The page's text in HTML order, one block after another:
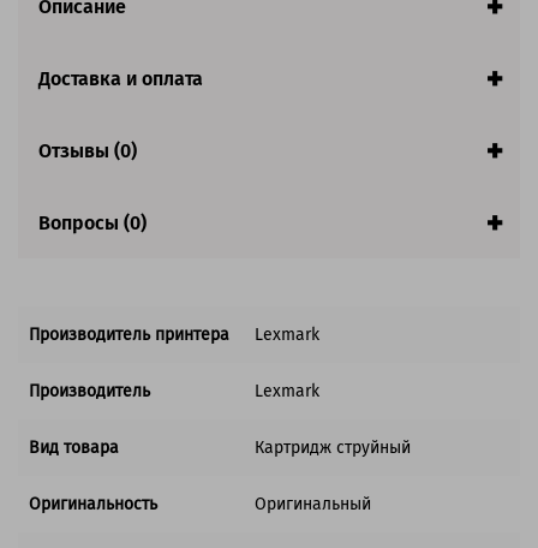
заполнении страницы.
Описание
Доставка и оплата
Отзывы (0)
Вопросы (0)
Производитель принтера Lexmark
Производитель Lexmark
Вид товара Картридж струйный
Оригинальность Оригинальный